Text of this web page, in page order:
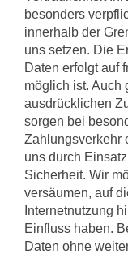
besonders
innerhalb der
uns setzen. Die
Daten erfolgt auf
möglich ist. Auch
ausdrücklichen
sorgen bei
Zahlungsverkehr
uns durch
Sicherheit. Wir
versäumen, auf
Internetnutzung
Einfluss haben.
Daten ohne